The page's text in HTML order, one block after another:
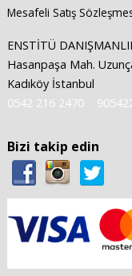
Mesafeli Satış
ENSTİTÜ
Hasanpaşa Mah.
Kadıköy İstanbul
0542 216 2470
Bizi takip edin